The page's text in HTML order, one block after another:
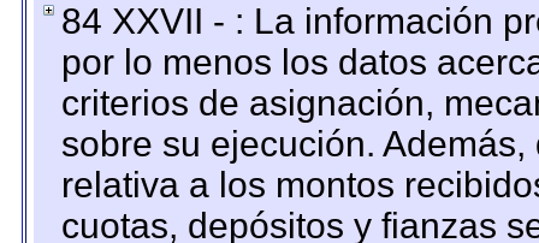
84 XXVII - : La información
por lo menos los datos
criterios de asignación,
sobre su ejecución.
relativa a los montos
cuotas, depósitos y fianzas